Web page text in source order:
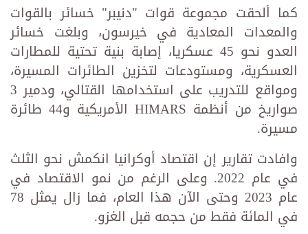
كما ألحقت مجموعة قوات "دنيبر" خسائر بالقوات
والمعدات المعادية في خيرسون، وبلغت خسائر
العدو نحو 45 عسكريا، إصابة بنية تحتية للمطارات
العسكرية، ومستودعات لتخزين الطائرات المسيرة،
ومواقع للتدريب على استخدامها القتالي، ودمير 3
صواريخ من أنظمة HIMARS الأمريكية و44 طائرة
مسيرة.
وافادت تقارير إن اقتصاد أوكرانيا انكمش نحو الثلث
في عام 2022. وعلى الرغم من نمو الاقتصاد في
عام 2023 وحتى الآن هذا العام، فما زال يمثل 78
في المائة فقط من حجمه قبل الغزو.